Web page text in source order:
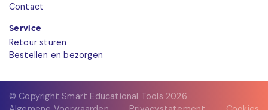
Contact
Service
Retour sturen
Bestellen en bezorgen
© Copyright Smart Educational Tools 2026